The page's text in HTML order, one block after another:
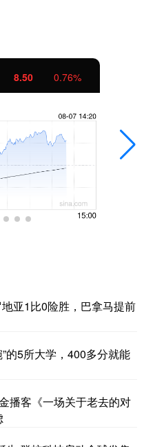
8.42 0.75%
亚1比0险胜，巴拿马提前
的5所大学，400多分就能
播客《一场关于老去的对